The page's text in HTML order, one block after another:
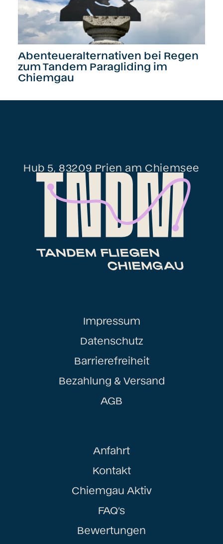
Abenteueralternativen bei Regen
zum Tandem Paragliding im
Chiemgau
Hub 5, 83209 Prien am Chiemsee
Impressum
Datenschutz
Barrierefreiheit
Bezahlung & Versand
AGB
Anfahrt
Kontakt
Chiemgau Aktiv
FAQ’s
Bewertungen